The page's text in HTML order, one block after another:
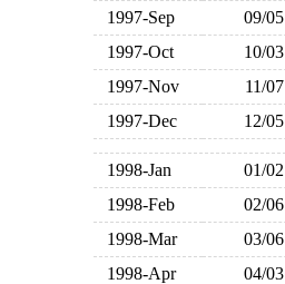
1997-Sep
09/05
1997-Oct
10/03
1997-Nov
11/07
1997-Dec
12/05
1998-Jan 01/02
1998-Feb
02/06
1998-Mar
03/06
1998-Apr
04/03